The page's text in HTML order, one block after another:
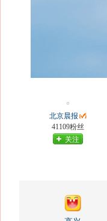
北京晨报
41109粉丝
关注